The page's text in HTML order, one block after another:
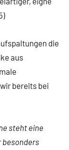
die
aus
bereits bei
steht eine
besonders